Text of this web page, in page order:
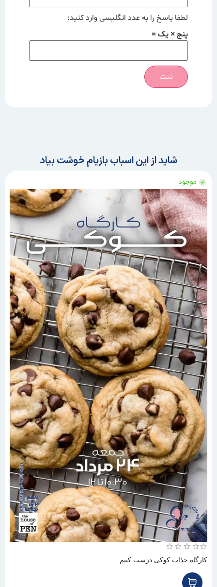
لطفا پاسخ را به عدد انگلیسی وارد کنید:
پنج × یک =
شاید از این اسباب بازیام خوشت بیاد
موجود
کارگاه جذاب کوکی درست کنیم